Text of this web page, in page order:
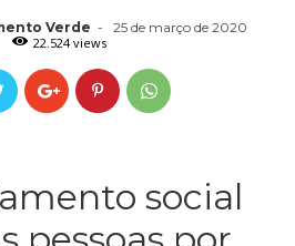
Verde -
25 de março de 2020
22.524 views
social